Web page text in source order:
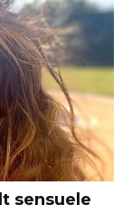
sensuele